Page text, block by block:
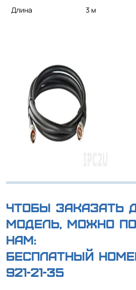
Длина 3 м
Чтобы заказать
модель, можно
нам:
Бесплатный
921-21-35